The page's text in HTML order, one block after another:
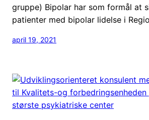
gruppe) Bipolar har som formål at
patienter med bipolar lidelse i
april 19, 2021